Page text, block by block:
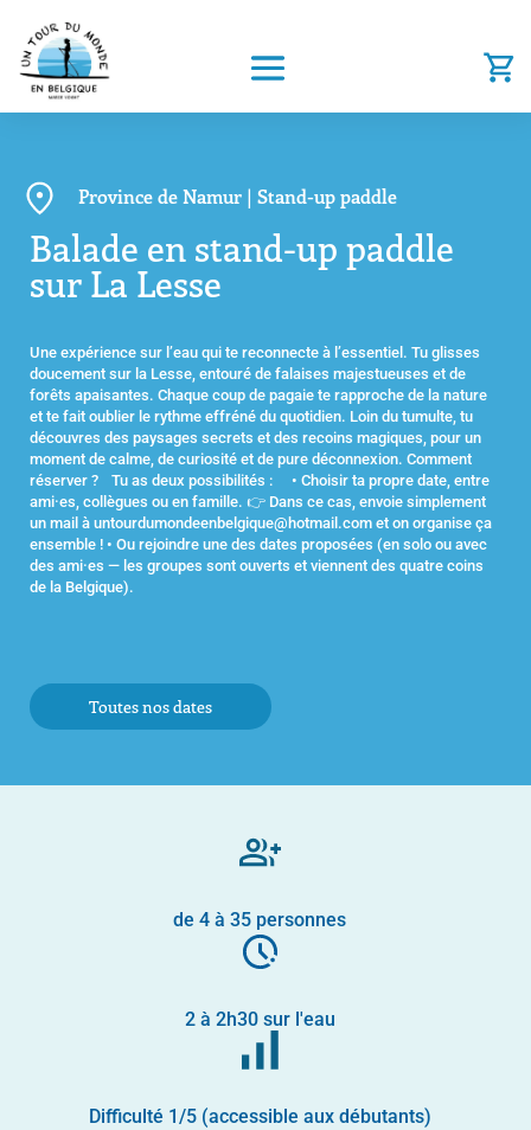
Province de Namur | Stand-up paddle
Balade en stand-up paddle
sur La Lesse
Une expérience sur l’eau qui te reconnecte à l’essentiel. Tu glisses
doucement sur la Lesse, entouré de falaises majestueuses et de
forêts apaisantes. Chaque coup de pagaie te rapproche de la nature
et te fait oublier le rythme effréné du quotidien. Loin du tumulte, tu
découvres des paysages secrets et des recoins magiques, pour un
moment de calme, de curiosité et de pure déconnexion. Comment
réserver ? Tu as deux possibilités : • Choisir ta propre date, entre
ami·es, collègues ou en famille. 👉 Dans ce cas, envoie simplement
un mail à untourdumondeenbelgique@hotmail.com et on organise ça
ensemble ! • Ou rejoindre une des dates proposées (en solo ou avec
des ami·es — les groupes sont ouverts et viennent des quatre coins
de la Belgique).
Toutes nos dates
de 4 à 35 personnes
2 à 2h30 sur l'eau
Difficulté 1/5 (accessible aux débutants)